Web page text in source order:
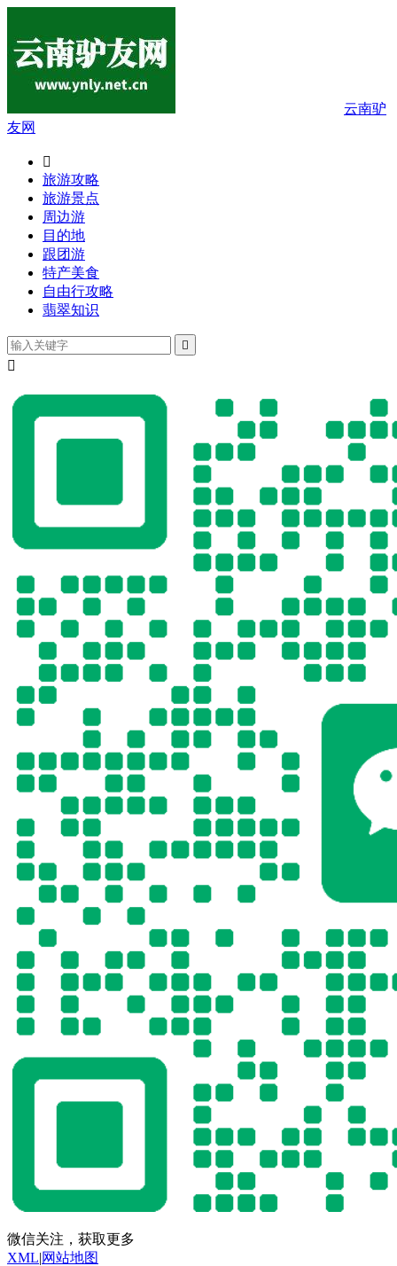
云南驴
友网

旅游攻略
旅游景点
周边游
目的地
跟团游
特产美食
自由行攻略
翡翠知识


微信关注，获取更多
XML|网站地图